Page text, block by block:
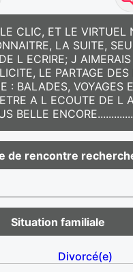
CLIC, ET LE VIRTUEL
LA SUITE,
L ECRIRE; J
LE PARTAGE
: BALADES, VOYAGES
A L ECOUTE DE L
BELLE
de rencontre
Situation familiale
Divorcé(e)